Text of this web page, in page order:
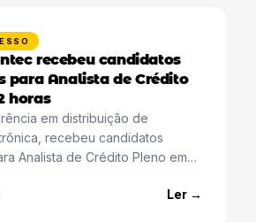
recebeu candidatos
para Analista de Crédito
horas
em distribuição de
recebeu candidatos
Analista de Crédito Pleno em
Ler →